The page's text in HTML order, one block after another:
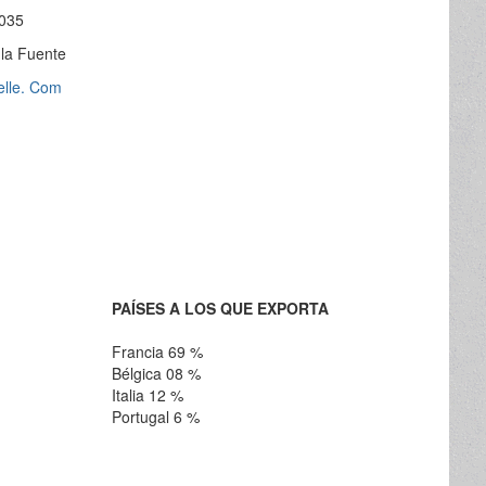
Fuente
Com
PAÍSES A LOS QUE EXPORTA
Francia 69 %
Bélgica 08 %
Italia 12 %
Portugal 6 %